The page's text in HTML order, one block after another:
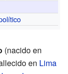
(nacido en
en Lima